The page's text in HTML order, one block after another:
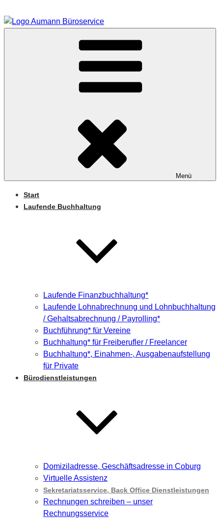
Inhalt
BUEROSERVICE/-
Menü
Start
Laufende Buchhaltung
Laufende Finanzbuchhaltung*
Laufende Lohnabrechnung und Lohnbuchhaltung
/ Gehaltsabrechnung / Payrolling*
Buchführung* für Vereine
Buchhaltung* für Freiberufler / Freelancer
Buchhaltung*, Einahmen-, Ausgabenaufstellung
für Private
Bürodienstleistungen
Domiziladresse, Geschäftsadresse in Coburg
Virtuelle Assistenz
Sekretariatsservice, Back Office Dienstleistungen
Rechnungen schreiben – unser
Rechnungsservice